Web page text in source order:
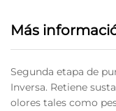
Más
Segunda etapa de
Inversa. Retiene
olores tales como